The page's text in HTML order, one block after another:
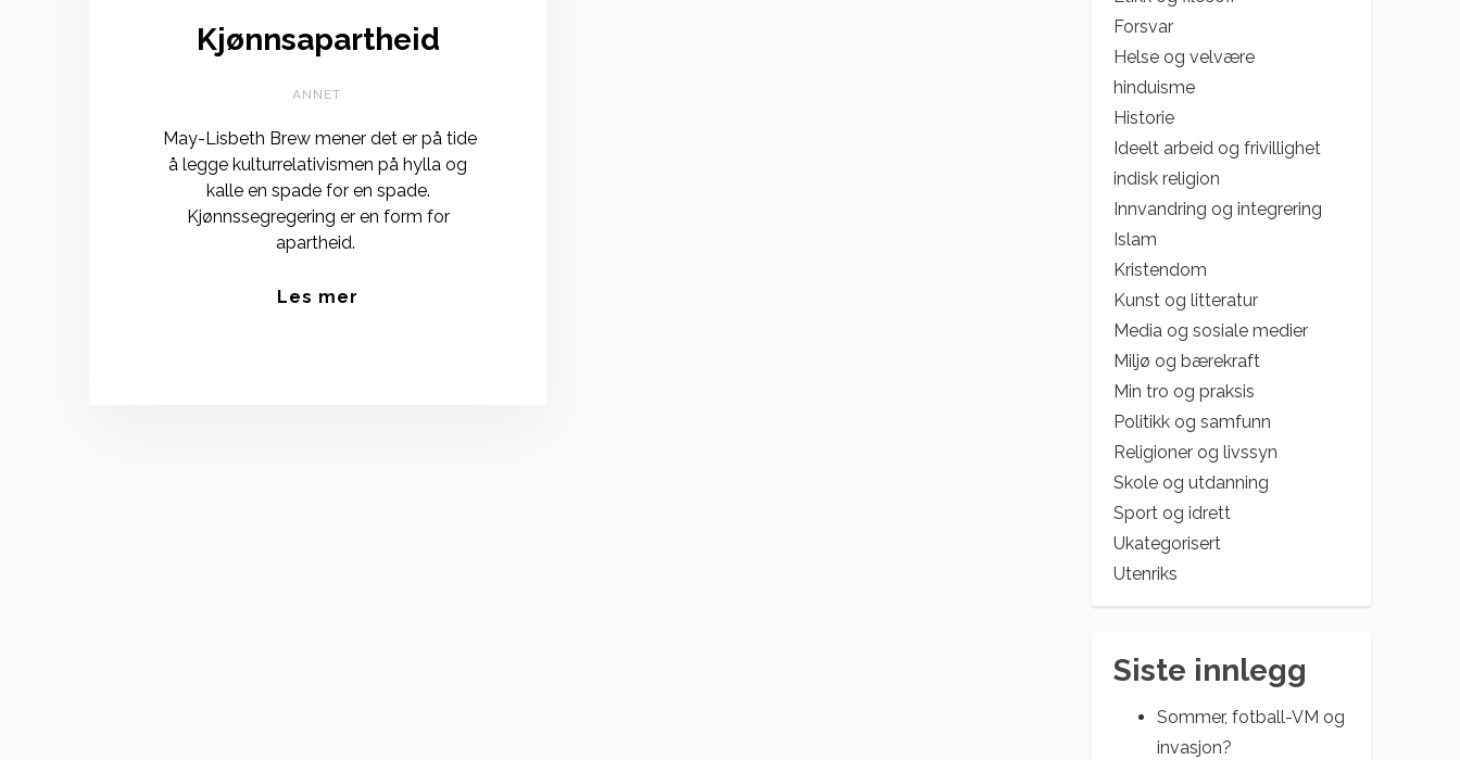
Kjønnsapartheid
ANNET
May-Lisbeth Brew mener det er på tide
å legge kulturrelativismen på hylla og
kalle en spade for en spade.
Kjønnssegregering er en form for
apartheid.
Les mer
Forsvar
Helse og velvære
hinduisme
Historie
Ideelt arbeid og frivillighet
indisk religion
Innvandring og integrering
Islam
Kristendom
Kunst og litteratur
Media og sosiale medier
Miljø og bærekraft
Min tro og praksis
Politikk og samfunn
Religioner og livssyn
Skole og utdanning
Sport og idrett
Ukategorisert
Utenriks
Siste innlegg
Sommer, fotball-VM og
invasjon?